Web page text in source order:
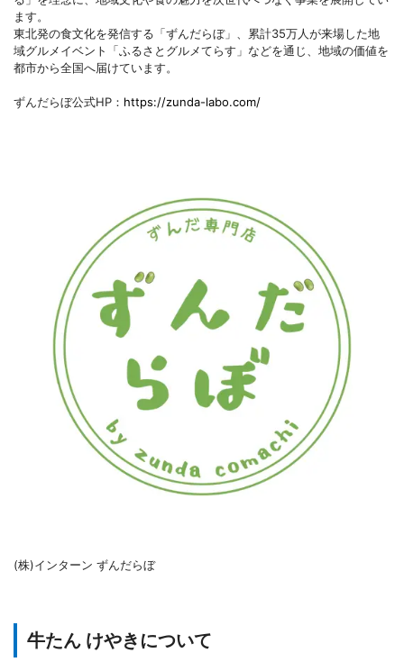
ます。
東北発の食文化を発信する「ずんだらぼ」、累計35万人が来場した地
域グルメイベント「ふるさとグルメてらす」などを通じ、地域の価値を
都市から全国へ届けています。
ずんだらぼ公式HP： https://zunda-labo.com/
(株)インターン ずんだらぼ
牛たん けやきについて